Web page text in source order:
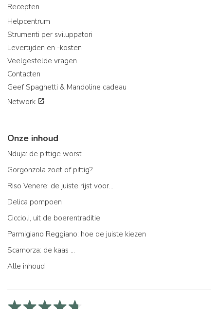
Recepten
Helpcentrum
Strumenti per sviluppatori
Levertijden en -kosten
Veelgestelde vragen
Contacten
Geef Spaghetti & Mandoline cadeau
Network
Onze inhoud
Nduja: de pittige worst
Gorgonzola zoet of pittig?
Riso Venere: de juiste rijst voor...
Delica pompoen
Ciccioli, uit de boerentraditie
Parmigiano Reggiano: hoe de juiste kiezen
Scamorza: de kaas ...
Alle inhoud